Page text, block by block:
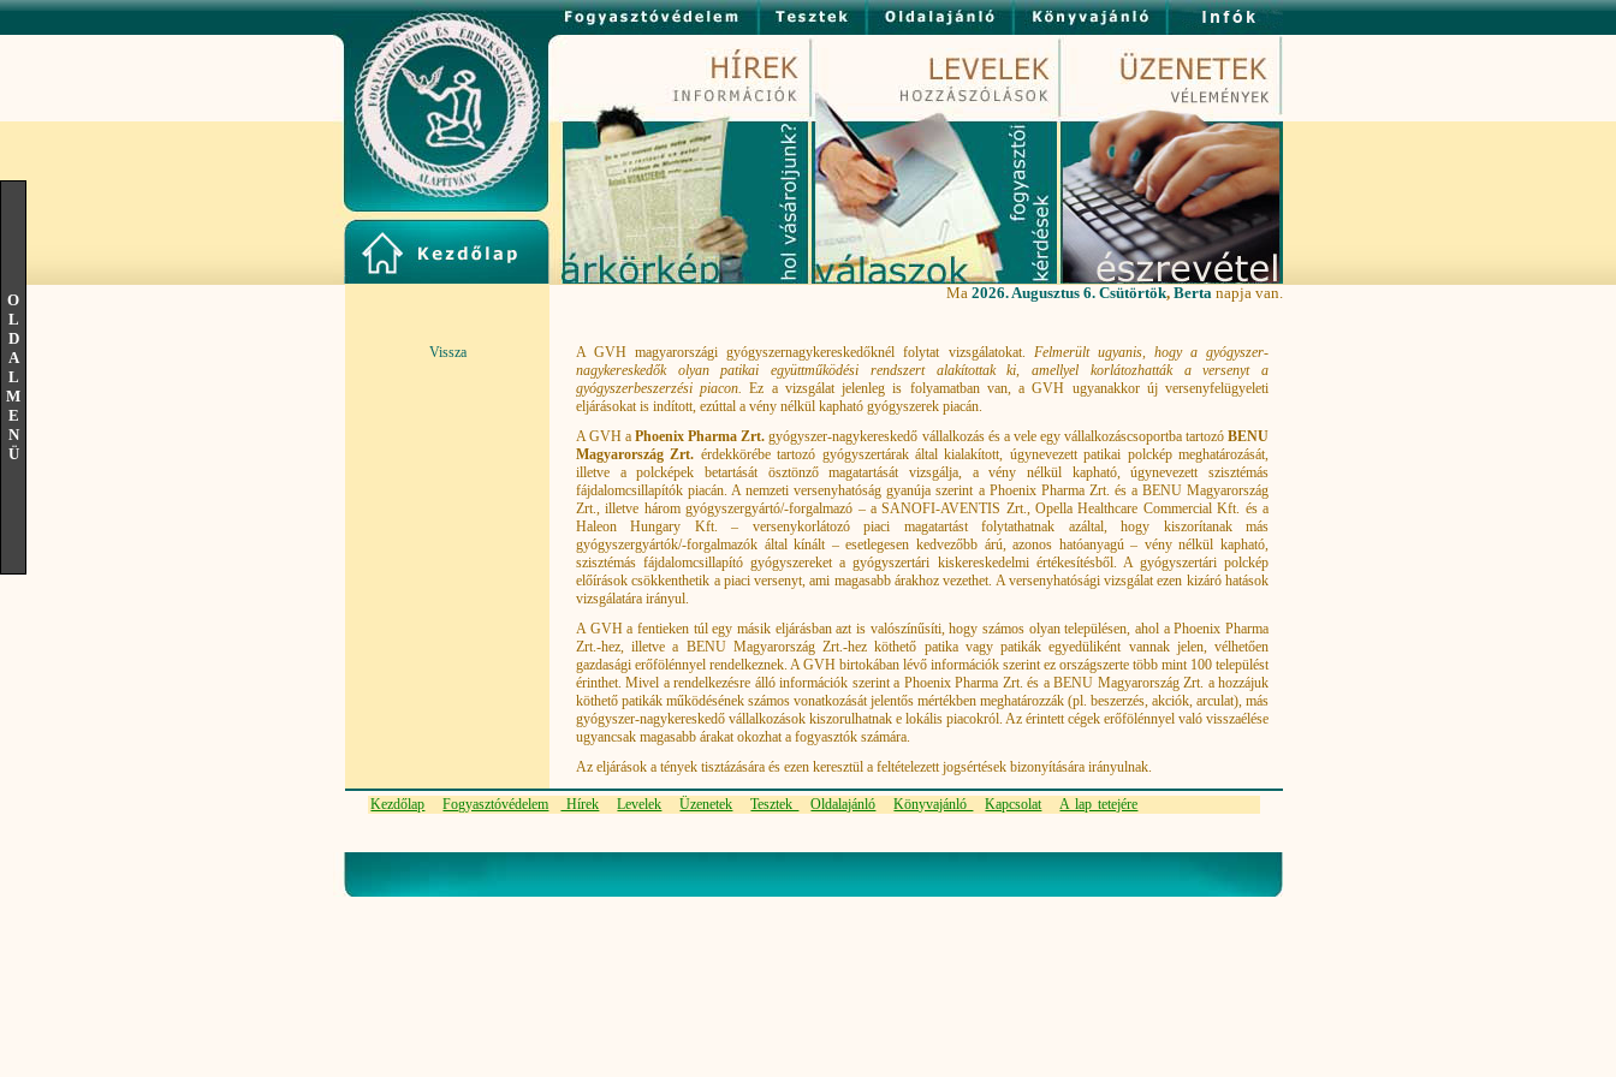
O
L
D
A
L
M
E
N
Ü
Ma 2026. Augusztus 6. Csütörtök, Berta napja van.
Vissza A GVH magyarországi gyógyszernagykereskedőknél folytat vizsgálatokat. Felmerült ugyanis, hogy a gyógyszer-
nagykereskedők olyan patikai együttműködési rendszert alakítottak ki, amellyel korlátozhatták a versenyt a
gyógyszerbeszerzési piacon. Ez a vizsgálat jelenleg is folyamatban van, a GVH ugyanakkor új versenyfelügyeleti
eljárásokat is indított, ezúttal a vény nélkül kapható gyógyszerek piacán.
A GVH aPhoenix Pharma Zrt. gyógyszer-nagykereskedő vállalkozás és a vele egy vállalkozáscsoportba tartozóBENU
Magyarország Zrt. érdekkörébe tartozó gyógyszertárak által kialakított, úgynevezett patikai polckép meghatározását,
illetve a polcképek betartását ösztönző magatartását vizsgálja, a vény nélkül kapható, úgynevezett szisztémás
fájdalomcsillapítók piacán. A nemzeti versenyhatóság gyanúja szerint a Phoenix Pharma Zrt. és a BENU Magyarország
Zrt., illetve három gyógyszergyártó/-forgalmazó – a SANOFI-AVENTIS Zrt., Opella Healthcare Commercial Kft. és a
Haleon Hungary Kft. – versenykorlátozó piaci magatartást folytathatnak azáltal, hogy kiszorítanak más
gyógyszergyártók/-forgalmazók által kínált – esetlegesen kedvezőbb árú, azonos hatóanyagú – vény nélkül kapható,
szisztémás fájdalomcsillapító gyógyszereket a gyógyszertári kiskereskedelmi értékesítésből. A gyógyszertári polckép
előírások csökkenthetik a piaci versenyt, ami magasabb árakhoz vezethet. A versenyhatósági vizsgálat ezen kizáró hatások
vizsgálatára irányul.
A GVH a fentieken túl egy másik eljárásban azt is valószínűsíti, hogy számos olyan településen, ahol a Phoenix Pharma
Zrt.-hez, illetve a BENU Magyarország Zrt.-hez köthető patika vagy patikák egyedüliként vannak jelen, vélhetően
gazdasági erőfölénnyel rendelkeznek. A GVH birtokában lévő információk szerint ez országszerte több mint 100 települést
érinthet. Mivel a rendelkezésre álló információk szerint a Phoenix Pharma Zrt. és a BENU Magyarország Zrt. a hozzájuk
köthető patikák működésének számos vonatkozását jelentős mértékben meghatározzák (pl. beszerzés, akciók, arculat), más
gyógyszer-nagykereskedő vállalkozások kiszorulhatnak e lokális piacokról. Az érintett cégek erőfölénnyel való visszaélése
ugyancsak magasabb árakat okozhat a fogyasztók számára.
Az eljárások a tények tisztázására és ezen keresztül a feltételezett jogsértések bizonyítására irányulnak.
Kezdőlap Fogyasztóvédelem Hírek Levelek Üzenetek Tesztek Oldalajánló Könyvajánló Kapcsolat A lap tetejére